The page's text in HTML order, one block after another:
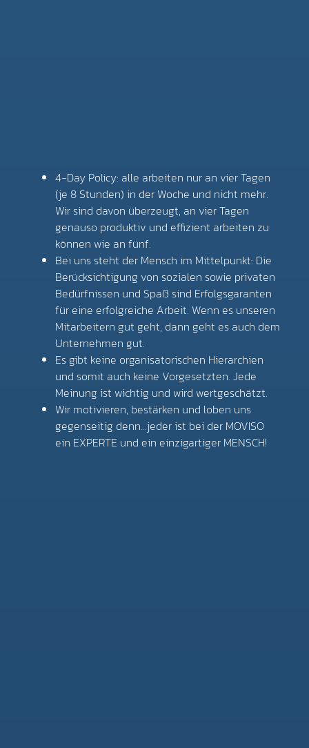
4-Day Policy: alle arbeiten nur an vier Tagen
(je 8 Stunden) in der Woche und nicht mehr.
Wir sind davon überzeugt, an vier Tagen
genauso produktiv und effizient arbeiten zu
können wie an fünf.
Bei uns steht der Mensch im Mittelpunkt: Die
Berücksichtigung von sozialen sowie privaten
Bedürfnissen und Spaß sind Erfolgsgaranten
für eine erfolgreiche Arbeit. Wenn es unseren
Mitarbeitern gut geht, dann geht es auch dem
Unternehmen gut.
Es gibt keine organisatorischen Hierarchien
und somit auch keine Vorgesetzten. Jede
Meinung ist wichtig und wird wertgeschätzt.
Wir motivieren, bestärken und loben uns
gegenseitig denn…jeder ist bei der MOVISO
ein EXPERTE und ein einzigartiger MENSCH!